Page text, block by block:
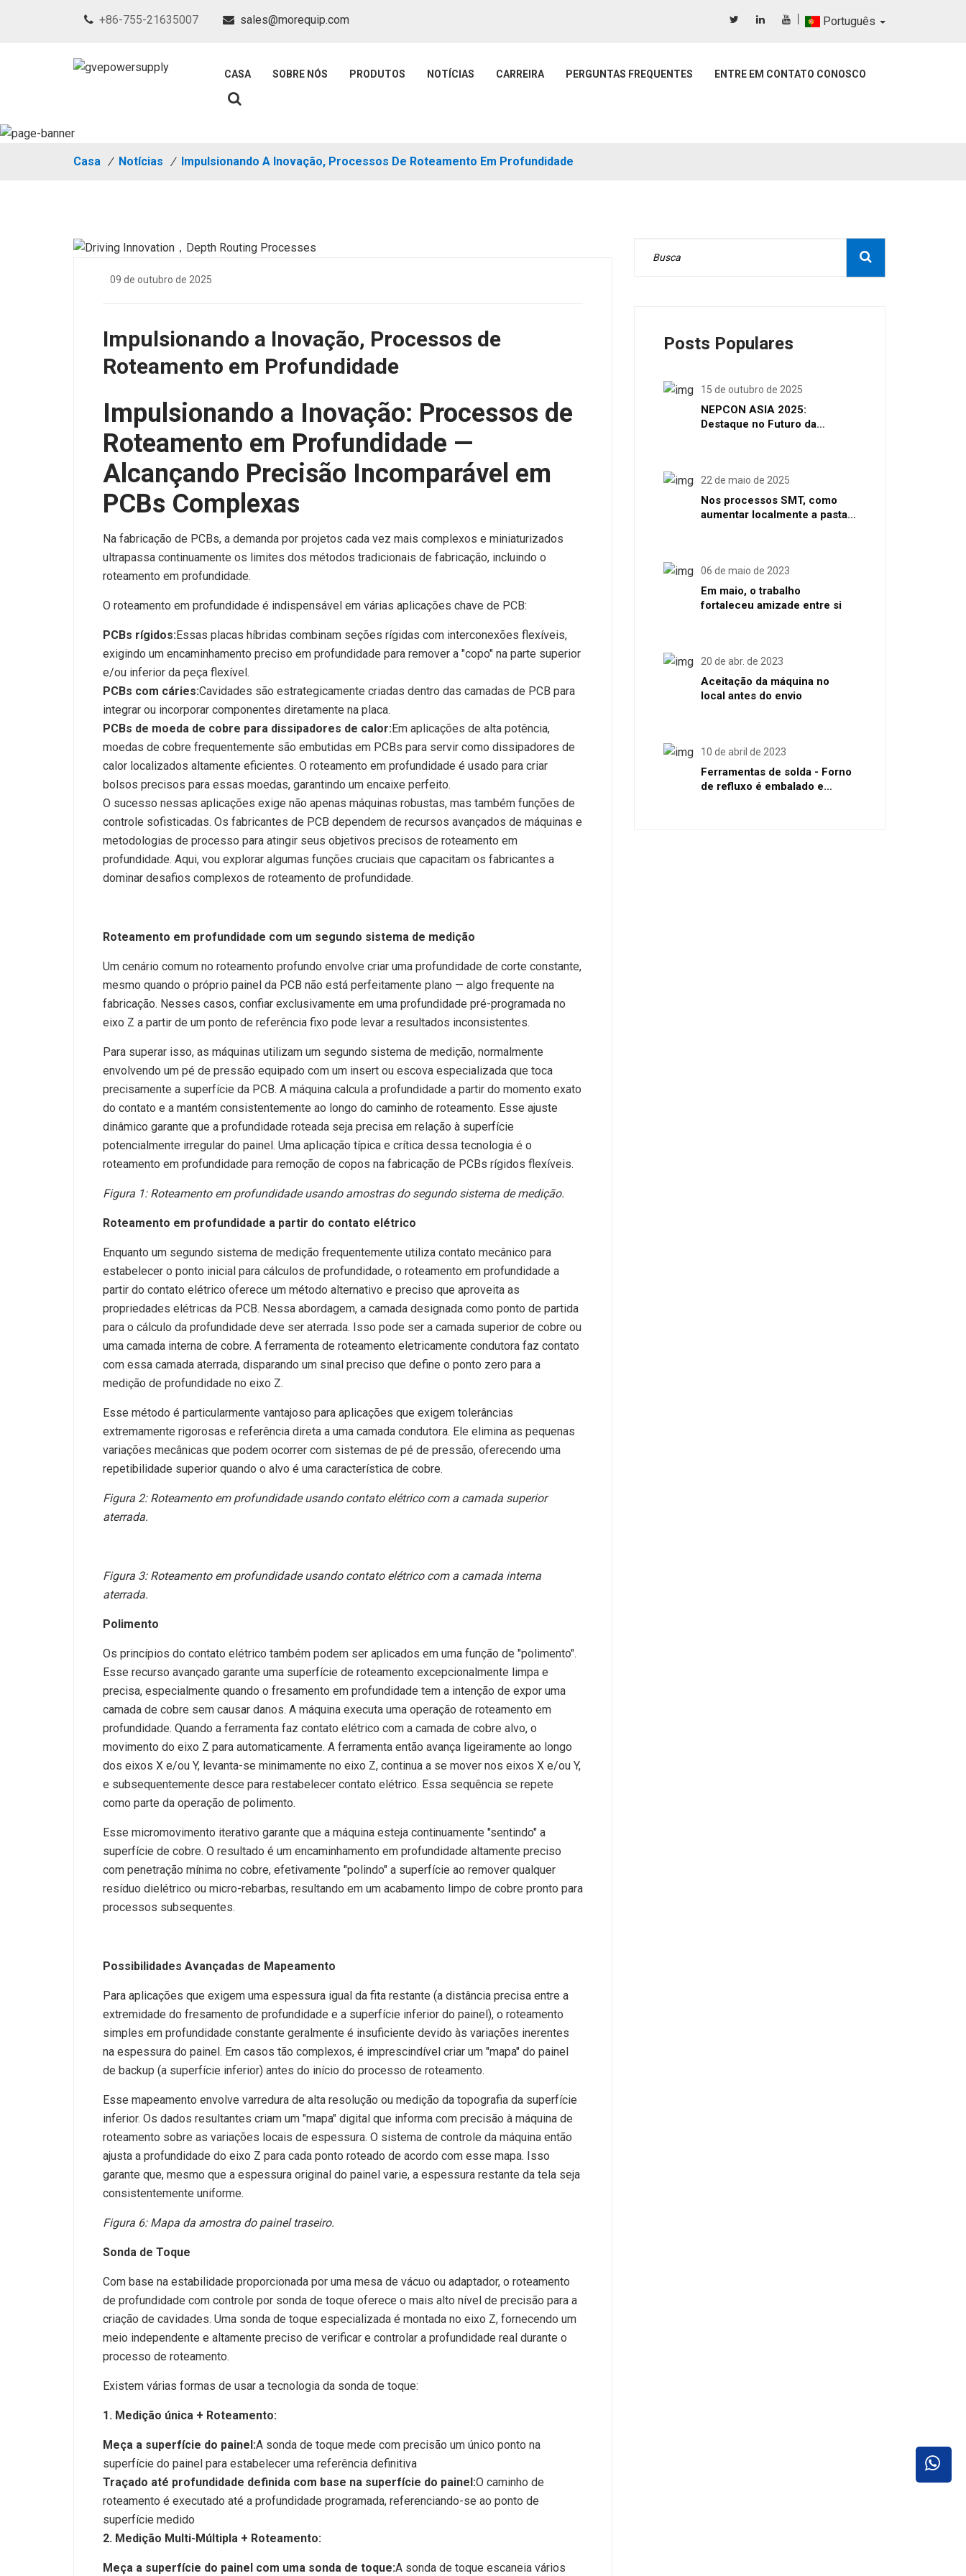
+86-755-21635007 sales@morequip.com Português
CASA SOBRE NÓS PRODUTOS NOTÍCIAS CARREIRA PERGUNTAS FREQUENTES ENTRE EM CONTATO CONOSCO
Casa / Notícias / Impulsionando A Inovação, Processos De Roteamento Em Profundidade
09 de outubro de 2025
Impulsionando a Inovação, Processos de
Roteamento em Profundidade
Impulsionando a Inovação: Processos de
Roteamento em Profundidade —
Alcançando Precisão Incomparável em
PCBs Complexas
Na fabricação de PCBs, a demanda por projetos cada vez mais complexos e miniaturizados
ultrapassa continuamente os limites dos métodos tradicionais de fabricação, incluindo o
roteamento em profundidade.
O roteamento em profundidade é indispensável em várias aplicações chave de PCB:
PCBs rígidos:Essas placas híbridas combinam seções rígidas com interconexões flexíveis,
exigindo um encaminhamento preciso em profundidade para remover a "copo" na parte superior
e/ou inferior da peça flexível.
PCBs com cáries:Cavidades são estrategicamente criadas dentro das camadas de PCB para
integrar ou incorporar componentes diretamente na placa.
PCBs de moeda de cobre para dissipadores de calor:Em aplicações de alta potência,
moedas de cobre frequentemente são embutidas em PCBs para servir como dissipadores de
calor localizados altamente eficientes. O roteamento em profundidade é usado para criar
bolsos precisos para essas moedas, garantindo um encaixe perfeito.
O sucesso nessas aplicações exige não apenas máquinas robustas, mas também funções de
controle sofisticadas. Os fabricantes de PCB dependem de recursos avançados de máquinas e
metodologias de processo para atingir seus objetivos precisos de roteamento em
profundidade. Aqui, vou explorar algumas funções cruciais que capacitam os fabricantes a
dominar desafios complexos de roteamento de profundidade.
Roteamento em profundidade com um segundo sistema de medição
Um cenário comum no roteamento profundo envolve criar uma profundidade de corte constante,
mesmo quando o próprio painel da PCB não está perfeitamente plano — algo frequente na
fabricação. Nesses casos, confiar exclusivamente em uma profundidade pré-programada no
eixo Z a partir de um ponto de referência fixo pode levar a resultados inconsistentes.
Para superar isso, as máquinas utilizam um segundo sistema de medição, normalmente
envolvendo um pé de pressão equipado com um insert ou escova especializada que toca
precisamente a superfície da PCB. A máquina calcula a profundidade a partir do momento exato
do contato e a mantém consistentemente ao longo do caminho de roteamento. Esse ajuste
dinâmico garante que a profundidade roteada seja precisa em relação à superfície
potencialmente irregular do painel. Uma aplicação típica e crítica dessa tecnologia é o
roteamento em profundidade para remoção de copos na fabricação de PCBs rígidos flexíveis.
Figura 1: Roteamento em profundidade usando amostras do segundo sistema de medição.
Roteamento em profundidade a partir do contato elétrico
Enquanto um segundo sistema de medição frequentemente utiliza contato mecânico para
estabelecer o ponto inicial para cálculos de profundidade, o roteamento em profundidade a
partir do contato elétrico oferece um método alternativo e preciso que aproveita as
propriedades elétricas da PCB. Nessa abordagem, a camada designada como ponto de partida
para o cálculo da profundidade deve ser aterrada. Isso pode ser a camada superior de cobre ou
uma camada interna de cobre. A ferramenta de roteamento eletricamente condutora faz contato
com essa camada aterrada, disparando um sinal preciso que define o ponto zero para a
medição de profundidade no eixo Z.
Esse método é particularmente vantajoso para aplicações que exigem tolerâncias
extremamente rigorosas e referência direta a uma camada condutora. Ele elimina as pequenas
variações mecânicas que podem ocorrer com sistemas de pé de pressão, oferecendo uma
repetibilidade superior quando o alvo é uma característica de cobre.
Figura 2: Roteamento em profundidade usando contato elétrico com a camada superior
aterrada.
Figura 3: Roteamento em profundidade usando contato elétrico com a camada interna
aterrada.
Polimento
Os princípios do contato elétrico também podem ser aplicados em uma função de "polimento".
Esse recurso avançado garante uma superfície de roteamento excepcionalmente limpa e
precisa, especialmente quando o fresamento em profundidade tem a intenção de expor uma
camada de cobre sem causar danos. A máquina executa uma operação de roteamento em
profundidade. Quando a ferramenta faz contato elétrico com a camada de cobre alvo, o
movimento do eixo Z para automaticamente. A ferramenta então avança ligeiramente ao longo
dos eixos X e/ou Y, levanta-se minimamente no eixo Z, continua a se mover nos eixos X e/ou Y,
e subsequentemente desce para restabelecer contato elétrico. Essa sequência se repete
como parte da operação de polimento.
Esse micromovimento iterativo garante que a máquina esteja continuamente "sentindo" a
superfície de cobre. O resultado é um encaminhamento em profundidade altamente preciso
com penetração mínima no cobre, efetivamente "polindo" a superfície ao remover qualquer
resíduo dielétrico ou micro-rebarbas, resultando em um acabamento limpo de cobre pronto para
processos subsequentes.
Possibilidades Avançadas de Mapeamento
Para aplicações que exigem uma espessura igual da fita restante (a distância precisa entre a
extremidade do fresamento de profundidade e a superfície inferior do painel), o roteamento
simples em profundidade constante geralmente é insuficiente devido às variações inerentes
na espessura do painel. Em casos tão complexos, é imprescindível criar um "mapa" do painel
de backup (a superfície inferior) antes do início do processo de roteamento.
Esse mapeamento envolve varredura de alta resolução ou medição da topografia da superfície
inferior. Os dados resultantes criam um "mapa" digital que informa com precisão à máquina de
roteamento sobre as variações locais de espessura. O sistema de controle da máquina então
ajusta a profundidade do eixo Z para cada ponto roteado de acordo com esse mapa. Isso
garante que, mesmo que a espessura original do painel varie, a espessura restante da tela seja
consistentemente uniforme.
Figura 6: Mapa da amostra do painel traseiro.
Sonda de Toque
Com base na estabilidade proporcionada por uma mesa de vácuo ou adaptador, o roteamento
de profundidade com controle por sonda de toque oferece o mais alto nível de precisão para a
criação de cavidades. Uma sonda de toque especializada é montada no eixo Z, fornecendo um
meio independente e altamente preciso de verificar e controlar a profundidade real durante o
processo de roteamento.
Existem várias formas de usar a tecnologia da sonda de toque:
1. Medição única + Roteamento:
Meça a superfície do painel:A sonda de toque mede com precisão um único ponto na
superfície do painel para estabelecer uma referência definitiva
Traçado até profundidade definida com base na superfície do painel:O caminho de
roteamento é executado até a profundidade programada, referenciando-se ao ponto de
superfície medido
2. Medição Multi-Múltipla + Roteamento:
Meça a superfície do painel com uma sonda de toque:A sonda de toque escaneia vários
Posts Populares
15 de outubro de 2025
NEPCON ASIA 2025:
Destaque no Futuro da
22 de maio de 2025
Nos processos SMT, como
aumentar localmente a pasta
06 de maio de 2023
Em maio, o trabalho
fortaleceu amizade entre si
20 de abr. de 2023
Aceitação da máquina no
local antes do envio
10 de abril de 2023
Ferramentas de solda - Forno
de refluxo é embalado e